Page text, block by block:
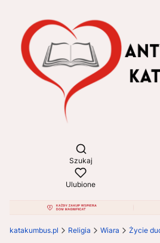
Otwórz
Szukaj
Ulubione
katakumbus.pl Religia Wiara Życie